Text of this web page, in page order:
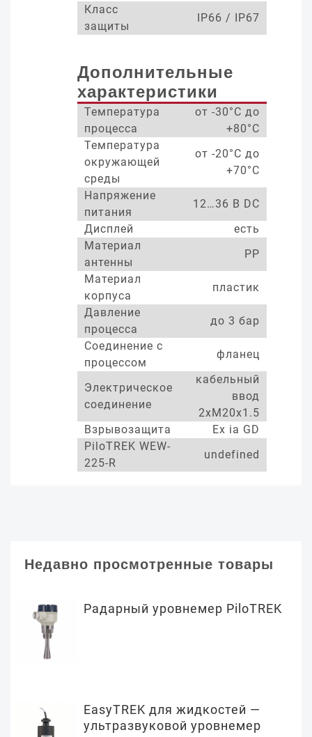
Класс
защиты
IP66 / IP67
Дополнительные
характеристики
Температура
процесса
от -30°С до
+80°С
Температура
окружающей
среды
от -20°С до
+70°С
Напряжение
питания
12…36 В DC
Дисплей
есть
Материал
антенны
PP
Материал
корпуса
пластик
Давление
процесса
до 3 бар
Соединение с
процессом
фланец
Электрическое
соединение
кабельный
ввод
2xM20x1.5
Взрывозащита
Ex ia GD
PiloTREK WEW-
225-R
undefined
Недавно просмотренные товары
Радарный уровнемер PiloTREK
EasyTREK для жидкостей —
ультразвуковой уровнемер